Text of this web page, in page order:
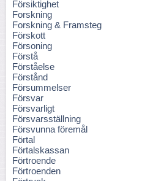
Försiktighet
Forskning
Forskning & Framsteg
Förskott
Försoning
Förstå
Förståelse
Förstånd
Försummelser
Försvar
Försvarligt
Försvarsställning
Försvunna föremål
Förtal
Förtalskassan
Förtroende
Förtroenden